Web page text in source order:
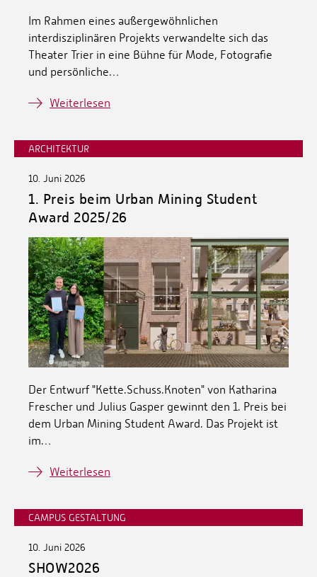
Im Rahmen eines außergewöhnlichen
interdisziplinären Projekts verwandelte sich das
Theater Trier in eine Bühne für Mode, Fotografie
und persönliche…
Weiterlesen
ARCHITEKTUR
10. Juni 2026
1. Preis beim Urban Mining Student
Award 2025/26
Der Entwurf "Kette.Schuss.Knoten" von Katharina
Frescher und Julius Gasper gewinnt den 1. Preis bei
dem Urban Mining Student Award. Das Projekt ist
im…
Weiterlesen
CAMPUS GESTALTUNG
10. Juni 2026
SHOW2026